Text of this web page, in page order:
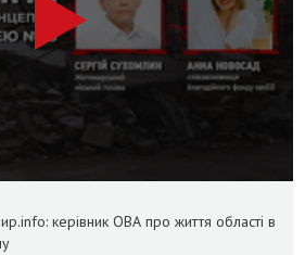
керівник ОВА про життя області в